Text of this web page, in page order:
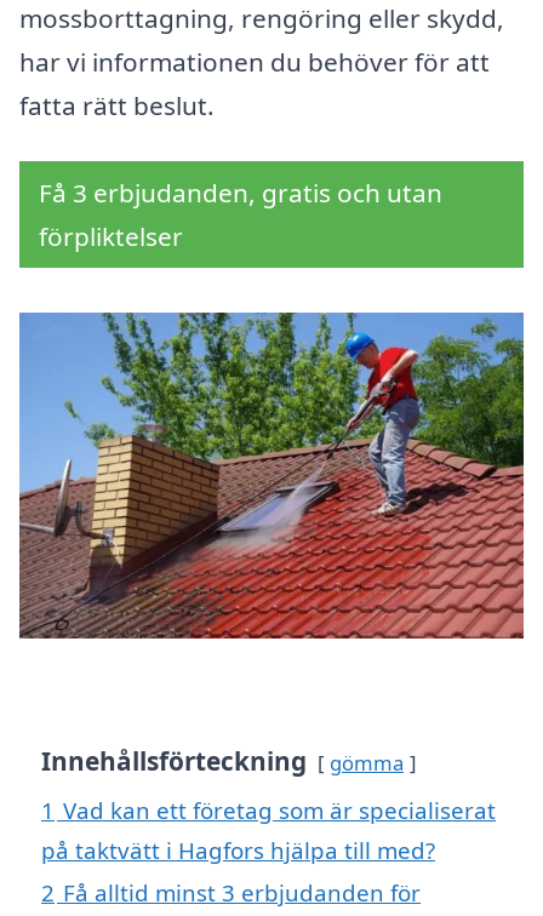
mossborttagning, rengöring eller skydd,
har vi informationen du behöver för att
fatta rätt beslut.
Få 3 erbjudanden, gratis och utan
förpliktelser
Innehållsförteckning gömma
1 Vad kan ett företag som är specialiserat
på taktvätt i Hagfors hjälpa till med?
2 Få alltid minst 3 erbjudanden för